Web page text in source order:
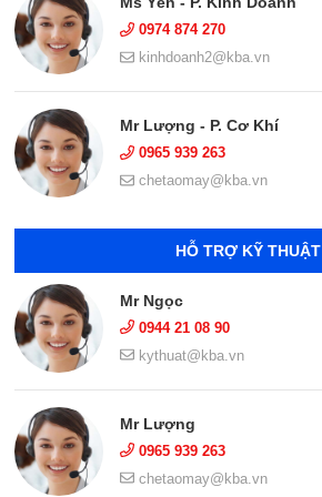
0974 874 270
kinhdoanh2@kba.vn
Mr Lượng - P. Cơ Khí
0965 939 263
chetaomay@kba.vn
HỖ TRỢ KỸ THUẬT
Mr Ngọc
0944 21 08 90
kythuat@kba.vn
Mr Lượng
0965 939 263
chetaomay@kba.vn